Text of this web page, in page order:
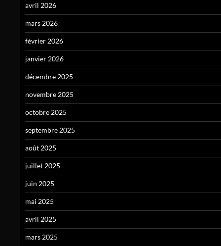
avril 2026
mars 2026
février 2026
janvier 2026
décembre 2025
novembre 2025
octobre 2025
septembre 2025
août 2025
juillet 2025
juin 2025
mai 2025
avril 2025
mars 2025